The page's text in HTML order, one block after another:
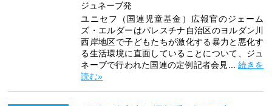
ジュネーブ発
ユニセフ（国連児童基金）広報官のジェーム
ズ・エルダーはパレスチナ自治区のヨルダン川
西岸地区で子どもたちが激化する暴力と悪化す
る生活環境に直面していることについて、ジュ
ネーブで行われた国連の定例記者会見... 続きを
読む»